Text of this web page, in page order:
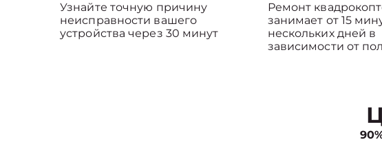
Узнайте точную причину
неисправности вашего
устройства через 30 минут
Ремонт
занимает от 15
нескольких дней в
зависимости от